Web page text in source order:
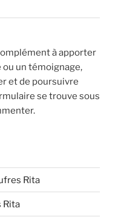
à apporter
un témoignage,
et de poursuivre
se trouve sous
Rita
Rita